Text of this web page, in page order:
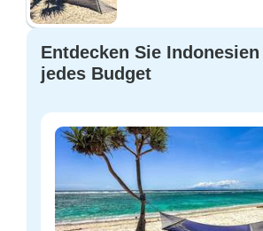
Entdecken Sie
jedes Budget